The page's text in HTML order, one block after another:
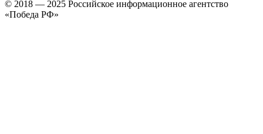
© 2018 — 2025 Российское информационное агентство
«Победа РФ»